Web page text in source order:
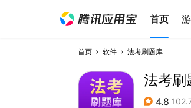
首页
首页 软件 法考刷题库
法考刷
4.8